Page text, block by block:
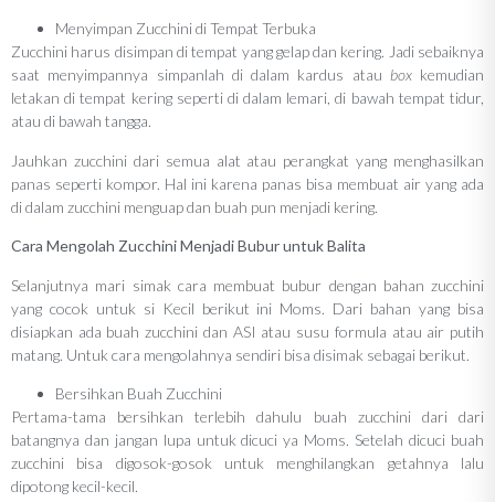
Menyimpan Zucchini di Tempat Terbuka
Zucchini harus disimpan di tempat yang gelap dan kering. Jadi sebaiknya
saat menyimpannya simpanlah di dalam kardus atau boxkemudian
letakan di tempat kering seperti di dalam lemari, di bawah tempat tidur,
atau di bawah tangga.
Jauhkan zucchini dari semua alat atau perangkat yang menghasilkan
panas seperti kompor. Hal ini karena panas bisa membuat air yang ada
di dalam zucchini menguap dan buah pun menjadi kering.
Cara Mengolah Zucchini Menjadi Bubur untuk Balita
Selanjutnya mari simak cara membuat bubur dengan bahan zucchini
yang cocok untuk si Kecil berikut ini Moms. Dari bahan yang bisa
disiapkan ada buah zucchini dan ASI atau susu formula atau air putih
matang. Untuk cara mengolahnya sendiri bisa disimak sebagai berikut.
Bersihkan Buah Zucchini
Pertama-tama bersihkan terlebih dahulu buah zucchini dari dari
batangnya dan jangan lupa untuk dicuci ya Moms. Setelah dicuci buah
zucchini bisa digosok-gosok untuk menghilangkan getahnya lalu
dipotong kecil-kecil.